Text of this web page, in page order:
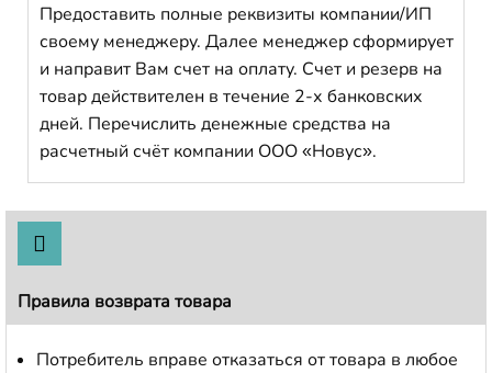
Предоставить полные реквизиты компании/ИП
своему менеджеру. Далее менеджер сформирует
и направит Вам счет на оплату. Счет и резерв на
товар действителен в течение 2-х банковских
дней. Перечислить денежные средства на
расчетный счёт компании ООО «Новус».
Правила возврата товара
Потребитель вправе отказаться от товара в любое